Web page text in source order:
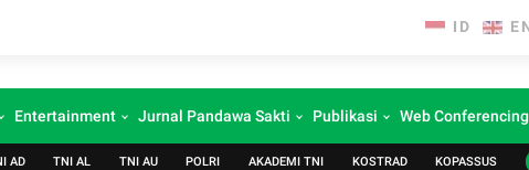
Entertainment Jurnal Pandawa Sakti Publikasi Web Conferencing
AD TNI AL TNI AU POLRI AKADEMI TNI KOSTRAD KOPASSUS